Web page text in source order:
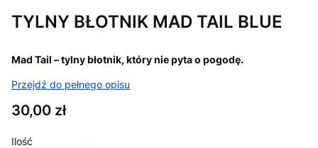
TYLNY BŁOTNIK MAD TAIL BLUE
Mad Tail – tylny błotnik, który nie pyta o pogodę.
Przejdź do pełnego opisu
Cena
30,00 zł
Ilość